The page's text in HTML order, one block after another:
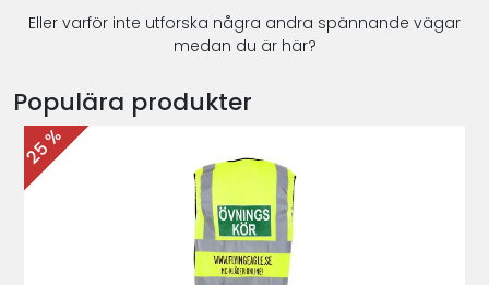
Eller varför inte utforska några andra spännande vägar
medan du är här?
Populära produkter
25 %